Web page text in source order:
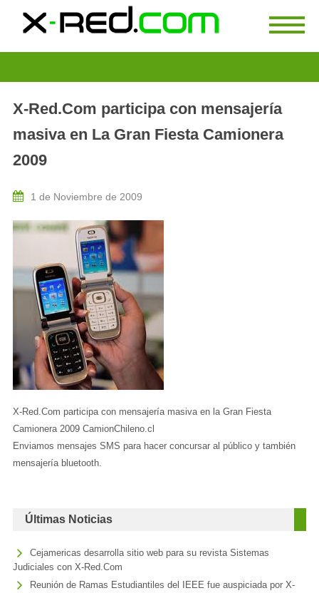
X-Red.Com participa con mensajería
masiva en La Gran Fiesta Camionera
2009
1 de Noviembre de 2009
X-Red.Com participa con mensajería masiva en la Gran Fiesta
Camionera 2009 CamionChileno.cl
Enviamos mensajes SMS para hacer concursar al público y también
mensajería bluetooth.
Últimas Noticias
Cejamericas desarrolla sitio web para su revista Sistemas
Judiciales con X-Red.Com
Reunión de Ramas Estudiantiles del IEEE fue auspiciada por X-